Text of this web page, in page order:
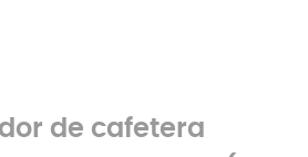
de cafetera